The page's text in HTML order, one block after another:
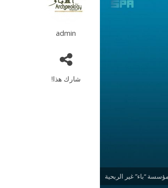
admin
شارك هذا!
مؤسسة “باء” غير الربحية